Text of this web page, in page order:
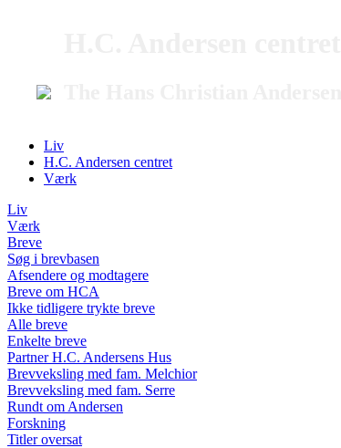
Liv
H.C. Andersen centret
Værk
Liv
Værk
Breve
Søg i brevbasen
Afsendere og modtagere
Breve om HCA
Ikke tidligere trykte breve
Alle breve
Enkelte breve
Partner H.C. Andersens Hus
Brevveksling med fam. Melchior
Brevveksling med fam. Serre
Rundt om Andersen
Forskning
Titler oversat